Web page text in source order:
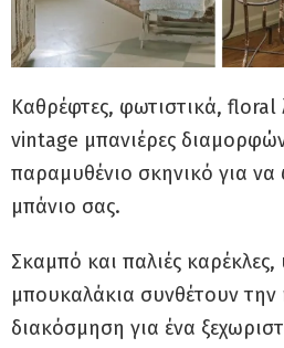
Καθρέφτες, φωτιστικά, floral
vintage μπανιέρες
παραμυθένιο σκηνικό για να
μπάνιο σας.
Σκαμπό και παλιές
μπουκαλάκια συνθέτουν την
διακόσμηση για ένα